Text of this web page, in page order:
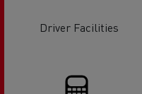
Driver Facilities